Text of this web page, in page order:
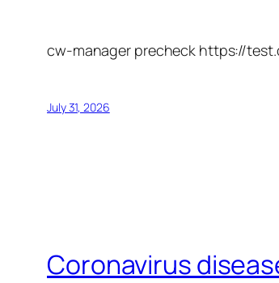
cw-manager precheck https://
July 31, 2026
Coronavirus